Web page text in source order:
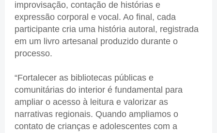
improvisação, contação de histórias e
expressão corporal e vocal. Ao final, cada
participante cria uma história autoral, registrada
em um livro artesanal produzido durante o
processo.
“Fortalecer as bibliotecas públicas e
comunitárias do interior é fundamental para
ampliar o acesso à leitura e valorizar as
narrativas regionais. Quando ampliamos o
contato de crianças e adolescentes com a